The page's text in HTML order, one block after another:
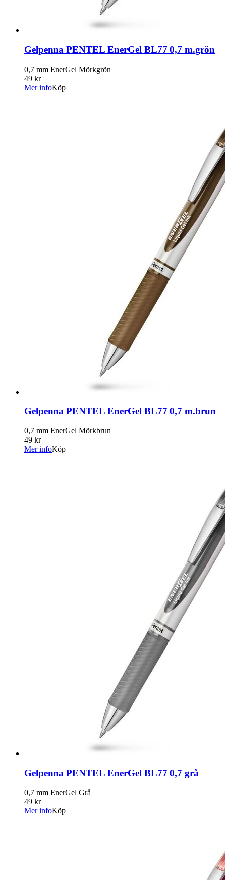
Gelpenna PENTEL EnerGel BL77 0,7 m.grön
0,7 mm EnerGel Mörkgrön
49 kr
Mer infoKöp
Gelpenna PENTEL EnerGel BL77 0,7 m.brun
0,7 mm EnerGel Mörkbrun
49 kr
Mer infoKöp
Gelpenna PENTEL EnerGel BL77 0,7 grå
0,7 mm EnerGel Grå
49 kr
Mer infoKöp